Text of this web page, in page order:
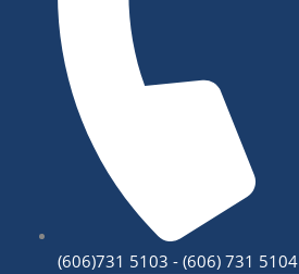
(606)731 5103 - (606) 731 5104